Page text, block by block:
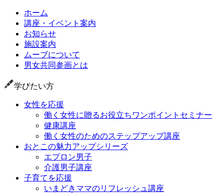
ホーム
講座・イベント案内
お知らせ
施設案内
ムーブについて
男女共同参画とは
学びたい方
女性を応援
働く女性に贈るお役立ちワンポイントセミナー
健康講座
働く女性のためのステップアップ講座
おとこの魅力アップシリーズ
エプロン男子
介護男子講座
子育てを応援
いまどきママのリフレッシュ講座